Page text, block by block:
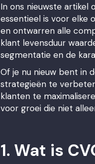
In ons nieuwste artikel
essentieel is voor elke
en ontwarren alle
klant levensduur
segmentatie en de
Of je nu nieuw bent in
strategieën te
klanten te
voor groei die niet
1. Wat is